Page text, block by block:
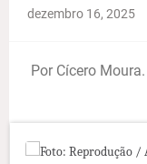
dezembro 16, 2025
Por Cícero Moura.